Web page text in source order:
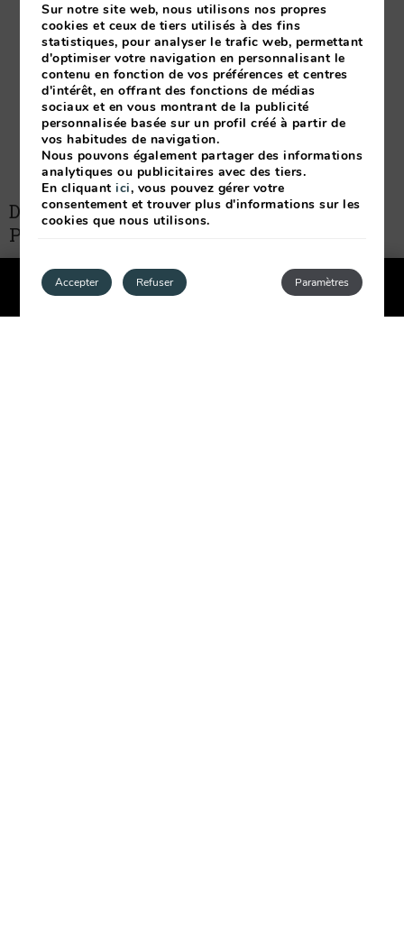
DÉCOUVREZ TOUTES NOS
PROMOTIONS DISPONIBLES
Sur notre site web, nous utilisons nos propres
cookies et ceux de tiers utilisés à des fins
statistiques, pour analyser le trafic web, permettant
d'optimiser votre navigation en personnalisant le
contenu en fonction de vos préférences et centres
d'intérêt, en offrant des fonctions de médias
sociaux et en vous montrant de la publicité
personnalisée basée sur un profil créé à partir de
vos habitudes de navigation.
Nous pouvons également partager des informations
analytiques ou publicitaires avec des tiers.
En cliquantici, vous pouvez gérer votre
consentement et trouver plus d'informations sur les
cookies que nous utilisons.
Accepter Paramètres
Refuser